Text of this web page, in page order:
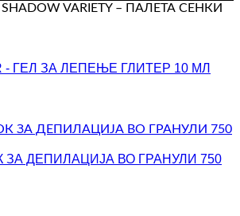
SHADOW VARIETY – ПАЛЕТА СЕНКИ
- ГЕЛ ЗА ЛЕПЕЊЕ ГЛИТЕР 10 МЛ
ЗА ДЕПИЛАЦИЈА ВО ГРАНУЛИ 750